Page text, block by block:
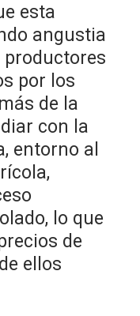
angustia
productores
por los
de la
con la
entorno al
lo que
de
ellos